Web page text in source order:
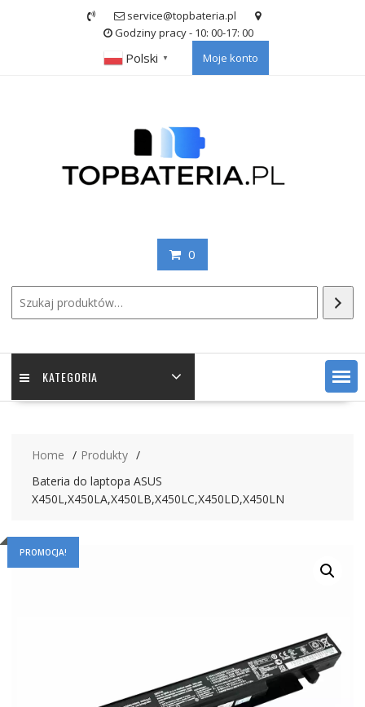
service@topbateria.pl
Godziny pracy - 10: 00-17: 00
Polski ▼ Moje konto
0
KATEGORIA
Home
Produkty
Bateria do laptopa ASUS
X450L,X450LA,X450LB,X450LC,X450LD,X450LN
PROMOCJA!